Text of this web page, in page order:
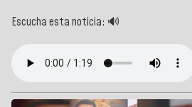
Escucha esta noticia: 🔊